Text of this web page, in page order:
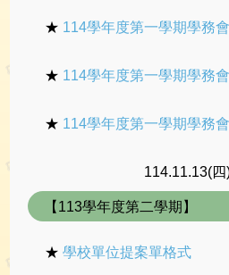
★ 114學年度第一學期學務
★ 114學年度第一學期學務
★ 114學年度第一學期學務
114.11.13(
【113學年度第二學期】
★學校單位提案單格式